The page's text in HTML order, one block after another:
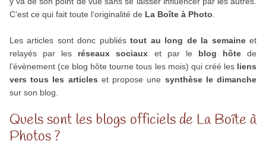
C’est ce qui fait toute l’originalité de La Boîte à Photo
Les articles sont donc publiéstout au long de la semaineet
relayés par les réseaux sociaux et par le blog hôte de
l’évènement (ce blog hôte tourne tous les mois) qui créé les liens
vers tous les articles et propose une synthèse le dimanche
sur son blog.
Quels sont les blogs officiels de La Boîte à
Photos ?